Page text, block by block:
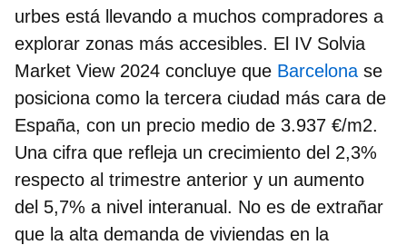
urbes está llevando a muchos compradores a
explorar zonas más accesibles. El IV Solvia
Market View 2024 concluye que Barcelona se
posiciona como la tercera ciudad más cara de
España, con un precio medio de 3.937 €/m2.
Una cifra que refleja un crecimiento del 2,3%
respecto al trimestre anterior y un aumento
del 5,7% a nivel interanual. No es de extrañar
que la alta demanda de viviendas en la